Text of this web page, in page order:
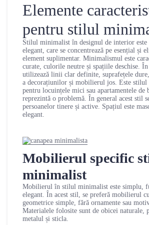
Elemente
pentru stilul
Stilul minimalist în designul de interior
elegant, care se concentrează pe esențial și
element suplimentar. Minimalismul este
curate, culorile neutre și spațiile deschise. În
utilizează linii clar definite, suprafețele
a decorațiunilor și mobilierul jos. Este stilul
pentru locuințele mici sau apartamentele de
reprezintă o problemă. În general acest stil
persoanelor tinere și active. Spațiul este
elegant.
Mobilierul specific
minimalist
Mobilierul în stilul minimalist este simplu,
elegant. În acest stil, se preferă mobilierul
geometrice simple, fără ornamente sau
Materialele folosite sunt de obicei naturale,
metalul și sticla.